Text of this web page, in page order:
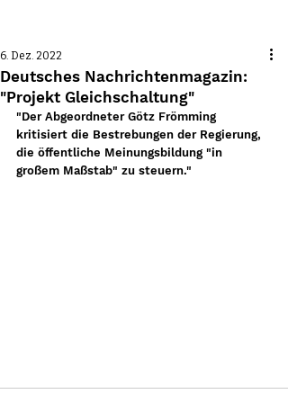
Deutsches Nachrichtenmagazin:
"Projekt Gleichschaltung"
6. Dez. 2022
"Der Abgeordneter Götz Frömming
kritisiert die Bestrebungen der Regierung,
die öffentliche Meinungsbildung "in
großem Maßstab" zu steuern."